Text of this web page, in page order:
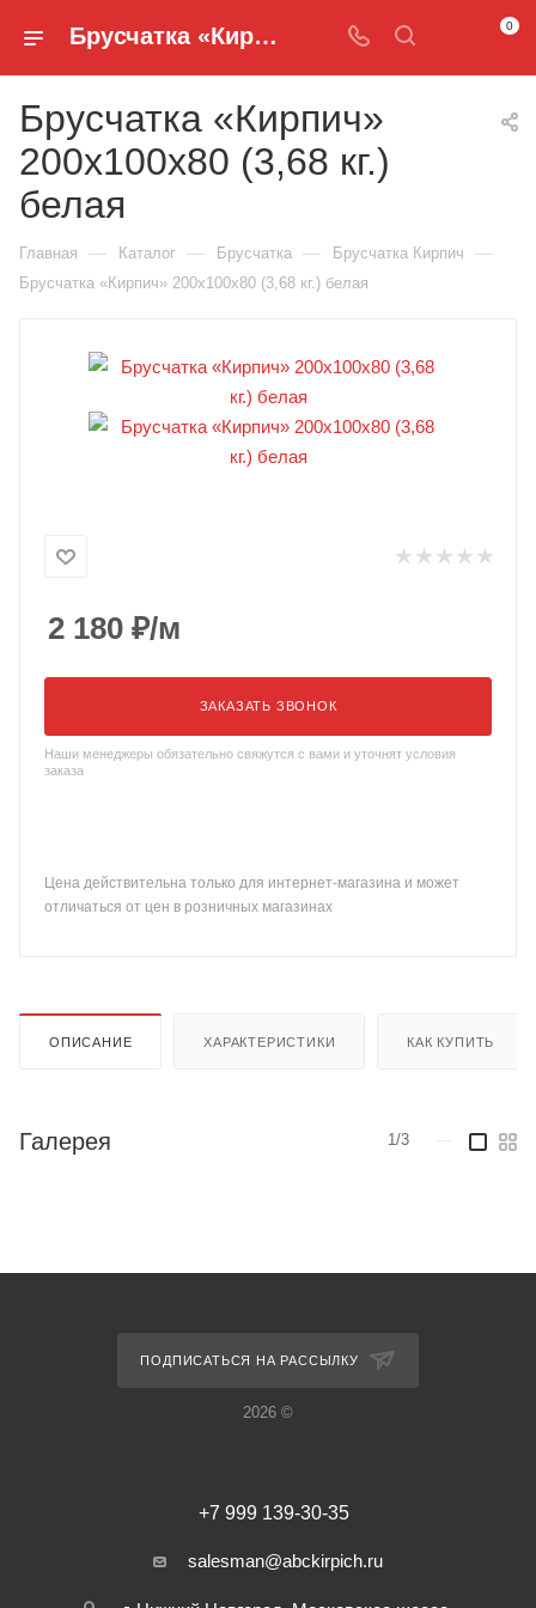
Брусчатка «Кирпич» 200x100x80 (3,68 кг.) белая - Брусчатка белая купить в Нижнем Новгороде - Брусчатка и Бордюры 0
Брусчатка «Кирпич»
200x100x80 (3,68 кг.)
белая
Главная — Каталог — Брусчатка — Брусчатка Кирпич —
Брусчатка «Кирпич» 200x100x80 (3,68 кг.) белая
2 180 ₽/м
ЗАКАЗАТЬ ЗВОНОК
Наши менеджеры обязательно свяжутся с вами и уточнят условия
заказа
Цена действительна только для интернет-магазина и может
отличаться от цен в розничных магазинах
ОПИСАНИЕ ХАРАКТЕРИСТИКИ КАК КУПИТЬ
Галерея 1/3
ПОДПИСАТЬСЯ НА РАССЫЛКУ
2026 ©
+7 999 139-30-35
salesman@abckirpich.ru